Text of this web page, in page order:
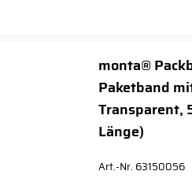
monta®
Paketband
Transparent,
Länge)
Art.-Nr. 63150056